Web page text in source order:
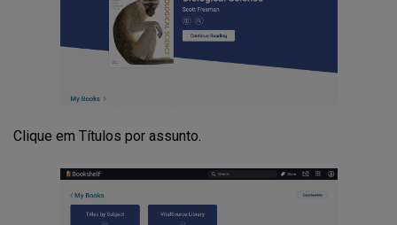
Clique em Títulos por assunto.